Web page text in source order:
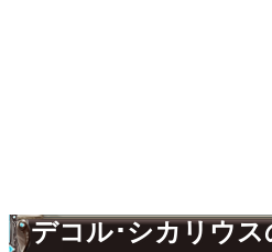
デコル･シカリウ